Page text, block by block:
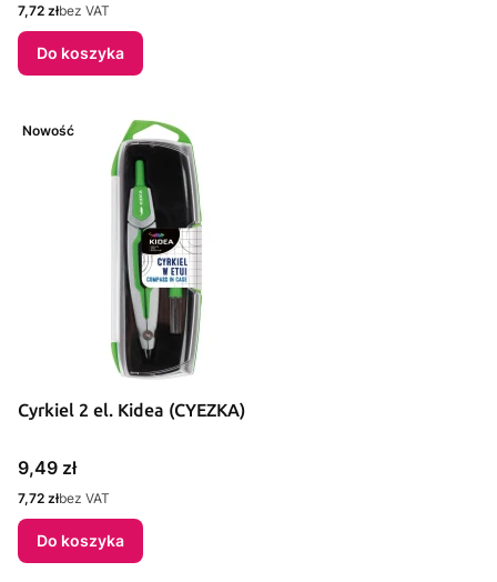
Cena
7,72 złbez VAT
Do koszyka
Nowość
Cyrkiel 2 el. Kidea (CYEZKA)
Cena
9,49 zł
Cena
7,72 złbez VAT
Do koszyka